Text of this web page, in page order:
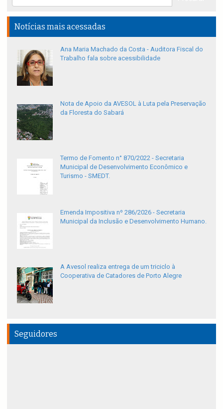
Notícias mais acessadas
Ana Maria Machado da Costa - Auditora Fiscal do
Trabalho fala sobre acessibilidade
Nota de Apoio da AVESOL à Luta pela Preservação
da Floresta do Sabará
Termo de Fomento n° 870/2022 - Secretaria
Municipal de Desenvolvimento Econômico e
Turismo - SMEDT.
Emenda Impositiva nº 286/2026 - Secretaria
Municipal da Inclusão e Desenvolvimento Humano.
A Avesol realiza entrega de um triciclo à
Cooperativa de Catadores de Porto Alegre
Seguidores